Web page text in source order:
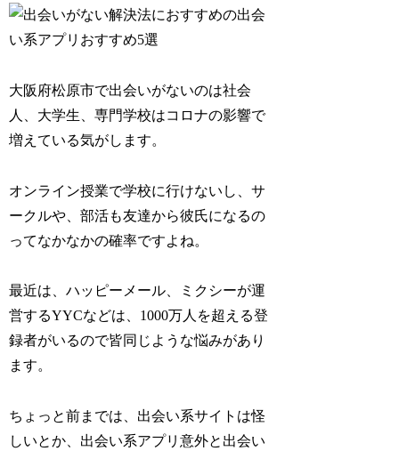
大阪府松原市で出会いがないのは社会
人、大学生、専門学校はコロナの影響で
増えている気がします。
オンライン授業で学校に行けないし、サ
ークルや、部活も友達から彼氏になるの
ってなかなかの確率ですよね。
最近は、ハッピーメール、ミクシーが運
営するYYCなどは、1000万人を超える登
録者がいるので皆同じような悩みがあり
ます。
ちょっと前までは、出会い系サイトは怪
しいとか、出会い系アプリ意外と出会い